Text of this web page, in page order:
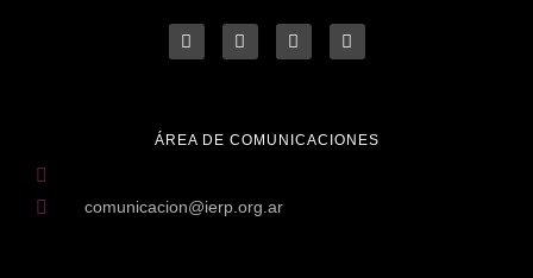
ÁREA DE COMUNICACIONES
comunicacion@ierp.org.ar